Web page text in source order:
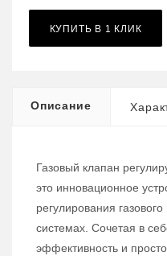
КУПИТЬ В 1 КЛИК
Описание
Газовый клапан
это инновационное
регулирования
системах. Сочетая в
эффективность и